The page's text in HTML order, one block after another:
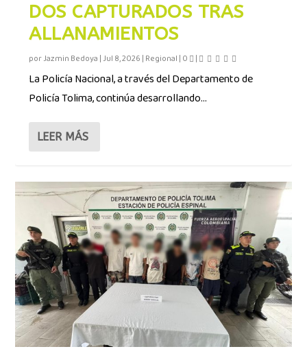
DOS CAPTURADOS TRAS
ALLANAMIENTOS
porJazmin Bedoya | Jul 8, 2026 | Regional | 0 |
La Policía Nacional, a través del Departamento de
Policía Tolima, continúa desarrollando...
LEER MÁS